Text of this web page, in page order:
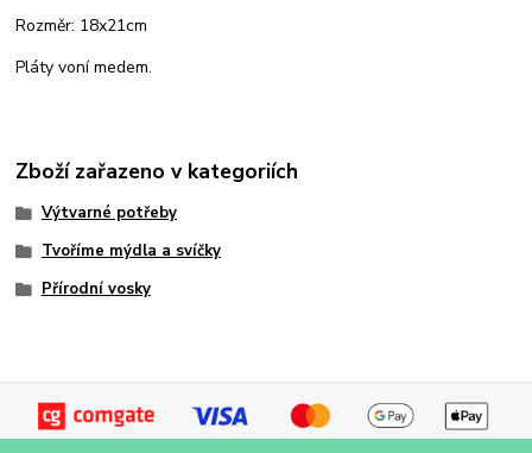
Rozměr: 18x21cm
Pláty voní medem.
Zboží zařazeno v kategoriích
Výtvarné potřeby
Tvoříme mýdla a svíčky
Přírodní vosky